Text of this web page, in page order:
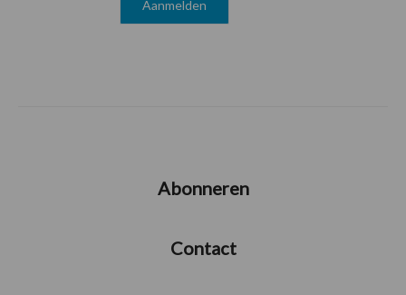
Abonneren
Contact